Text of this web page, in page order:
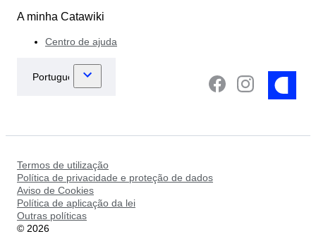
A minha Catawiki
Centro de ajuda
Termos de utilização
Política de privacidade e proteção de dados
Aviso de Cookies
Política de aplicação da lei
Outras políticas
© 2026